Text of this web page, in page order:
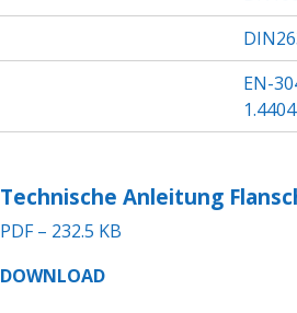
EN-
1.4404
Technische Anleitung
PDF – 232.5 KB
DOWNLOAD